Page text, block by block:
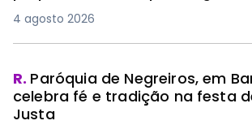
4 agosto 2026
R. Paróquia de Negreiros, em
celebra fé e tradição na festa
Justa